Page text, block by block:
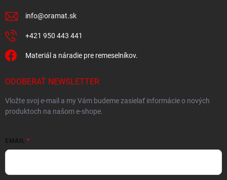
info@oramat.sk
+421 950 443 441
Materiál a náradie pre remeselníkov.
ODOBERAŤ NEWSLETTER
Vložte svoj e-mail a my Vám budeme zasielať informácie o nových
produktoch na našom e-shope.
EMAIL